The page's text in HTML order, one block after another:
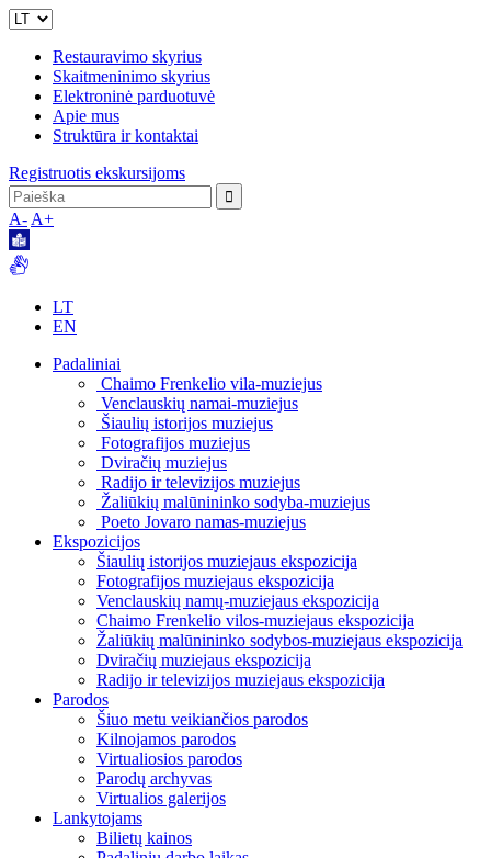
Restauravimo skyrius
Skaitmeninimo skyrius
Elektroninė parduotuvė
Apie mus
Struktūra ir kontaktai
Registruotis ekskursijoms
A- A+
LT
EN
Padaliniai
Chaimo Frenkelio vila-muziejus
Venclauskių namai-muziejus
Šiaulių istorijos muziejus
Fotografijos muziejus
Dviračių muziejus
Radijo ir televizijos muziejus
Žaliūkių malūnininko sodyba-muziejus
Poeto Jovaro namas-muziejus
Ekspozicijos
Šiaulių istorijos muziejaus ekspozicija
Fotografijos muziejaus ekspozicija
Venclauskių namų-muziejaus ekspozicija
Chaimo Frenkelio vilos-muziejaus ekspozicija
Žaliūkių malūnininko sodybos-muziejaus ekspozicija
Dviračių muziejaus ekspozicija
Radijo ir televizijos muziejaus ekspozicija
Parodos
Šiuo metu veikiančios parodos
Kilnojamos parodos
Virtualiosios parodos
Parodų archyvas
Virtualios galerijos
Lankytojams
Bilietų kainos